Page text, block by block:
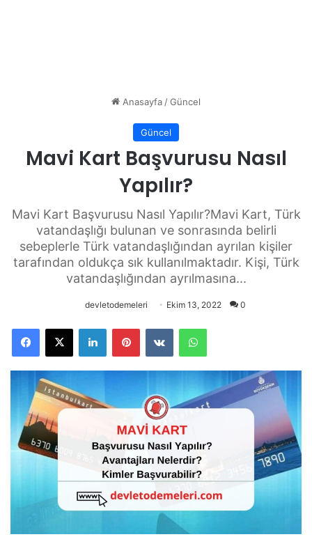
Anasayfa/Güncel
Güncel
Mavi Kart Başvurusu Nasıl
Yapılır?
Mavi Kart Başvurusu Nasıl Yapılır?Mavi Kart, Türk
vatandaşlığı bulunan ve sonrasında belirli
sebeplerle Türk vatandaşlığından ayrılan kişiler
tarafından oldukça sık kullanılmaktadır. Kişi, Türk
vatandaşlığından ayrılmasına...
devletodemeleri Ekim 13, 2022 0